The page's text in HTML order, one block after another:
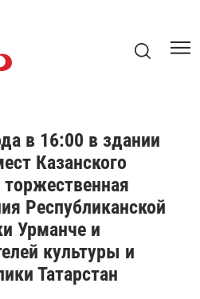
в 16:00 в здании
Казанского
Республиканской
Урманче и
культуры и
Татарстан